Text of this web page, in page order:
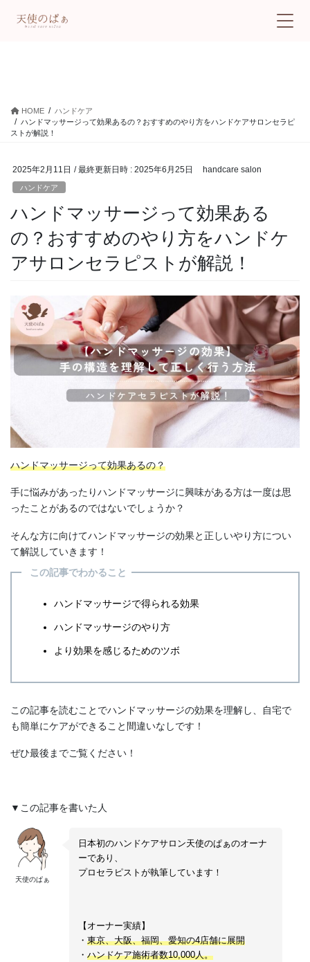
HOME
ハンドケア
ハンドマッサージって効果あるの？おすすめのやり方をハンドケアサロンセラピ
ストが解説！
2025年2月11日 / 最終更新日時 : 2025年6月25日 handcare salon
ハンドケア
ハンドマッサージって効果ある
の？おすすめのやり方をハンドケ
アサロンセラピストが解説！
ハンドマッサージって効果あるの？
手に悩みがあったりハンドマッサージに興味がある方は一度は思
ったことがあるのではないでしょうか？
そんな方に向けてハンドマッサージの効果と正しいやり方につい
て解説していきます！
この記事でわかること
ハンドマッサージで得られる効果
ハンドマッサージのやり方
より効果を感じるためのツボ
この記事を読むことでハンドマッサージの効果を理解し、自宅で
も簡単にケアができること間違いなしです！
ぜひ最後までご覧ください！
▼この記事を書いた人
天使のぱぁ
日本初のハンドケアサロン天使のぱぁのオーナ
ーであり、
プロセラピストが執筆しています！
【オーナー実績】
・ 東京、大阪、福岡、愛知の4店舗に展開
・ ハンドケア施術者数10,000人。